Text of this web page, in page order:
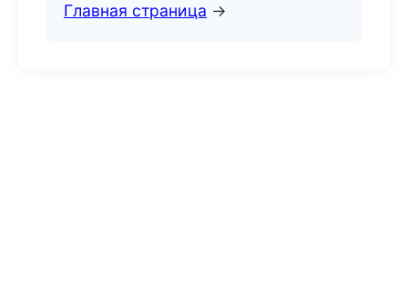
Главная страница →